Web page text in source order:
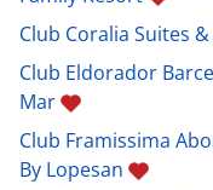
Club Coralia Suites
Club Eldorador
Mar
Club Framissima
By Lopesan